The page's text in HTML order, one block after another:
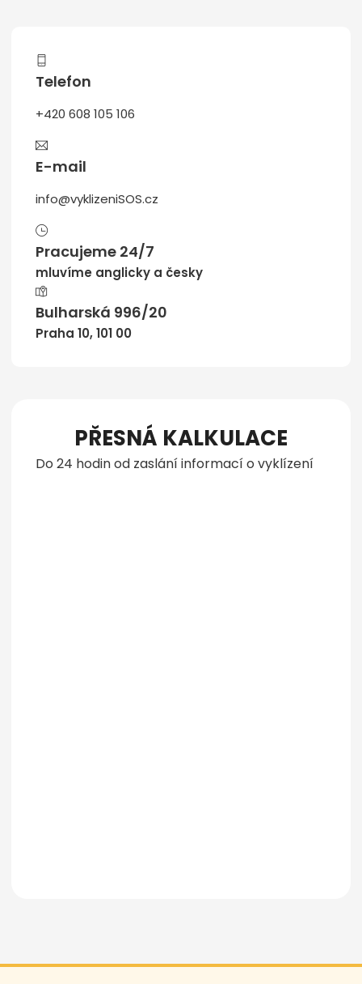
Telefon
+420 608 105 106
E-mail
info@vyklizeniSOS.cz
Pracujeme 24/7
mluvíme anglicky a česky
Bulharská 996/20
Praha 10, 101 00
PŘESNÁ KALKULACE
Do 24 hodin od zaslání informací o vyklízení